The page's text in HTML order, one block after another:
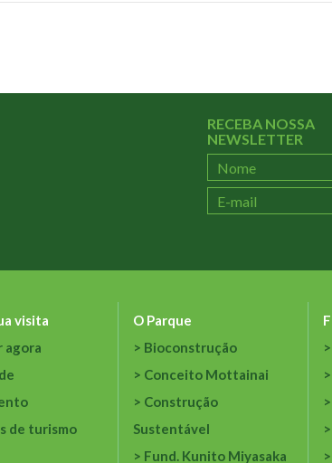
RECEBA NOSSA
NEWSLETTER
visita
agora
de turismo
O Parque
Bioconstrução
Conceito Mottainai
Construção
Sustentável
Fund. Kunito Miyasaka